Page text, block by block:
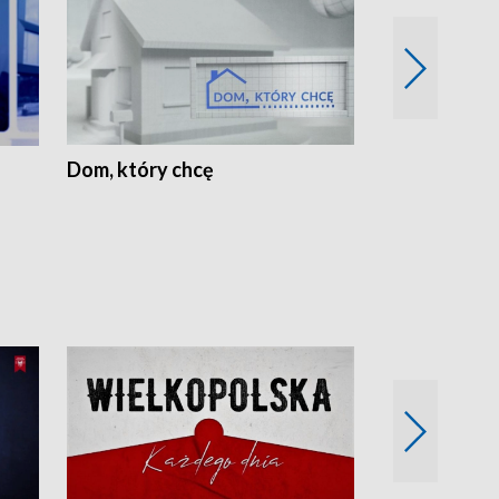
Dom, który chcę